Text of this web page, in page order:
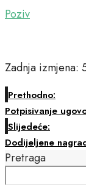
Poziv
Zadnja izmjena:
Prethodno:
Potpisivanje
Slijedeće:
Dodijeljene
Pretraga